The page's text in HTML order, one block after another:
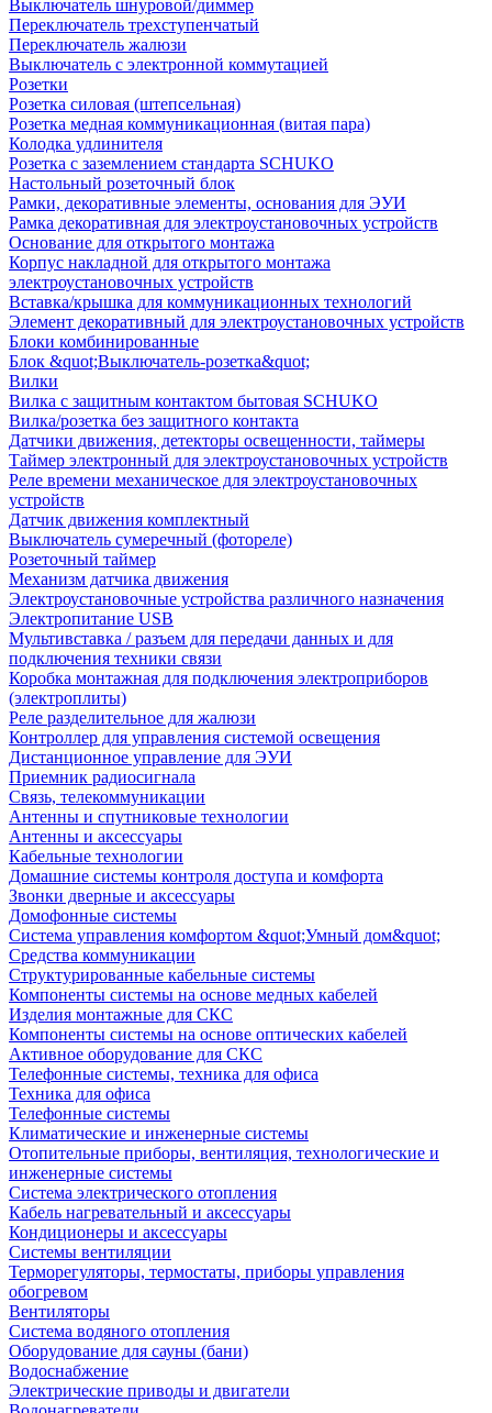
Выключатель шнуровой/диммер
Переключатель трехступенчатый
Переключатель жалюзи
Выключатель с электронной коммутацией
Розетки
Розетка силовая (штепсельная)
Розетка медная коммуникационная (витая пара)
Колодка удлинителя
Розетка с заземлением стандарта SCHUKO
Настольный розеточный блок
Рамки, декоративные элементы, основания для ЭУИ
Рамка декоративная для электроустановочных устройств
Основание для открытого монтажа
Корпус накладной для открытого монтажа
электроустановочных устройств
Вставка/крышка для коммуникационных технологий
Элемент декоративный для электроустановочных устройств
Блоки комбинированные
Блок &quot;Выключатель-розетка&quot;
Вилки
Вилка с защитным контактом бытовая SCHUKO
Вилка/розетка без защитного контакта
Датчики движения, детекторы освещенности, таймеры
Таймер электронный для электроустановочных устройств
Реле времени механическое для электроустановочных
устройств
Датчик движения комплектный
Выключатель сумеречный (фотореле)
Розеточный таймер
Механизм датчика движения
Электроустановочные устройства различного назначения
Электропитание USB
Мультивставка / разъем для передачи данных и для
подключения техники связи
Коробка монтажная для подключения электроприборов
(электроплиты)
Реле разделительное для жалюзи
Контроллер для управления системой освещения
Дистанционное управление для ЭУИ
Приемник радиосигнала
Связь, телекоммуникации
Антенны и спутниковые технологии
Антенны и аксессуары
Кабельные технологии
Домашние системы контроля доступа и комфорта
Звонки дверные и аксессуары
Домофонные системы
Система управления комфортом &quot;Умный дом&quot;
Средства коммуникации
Структурированные кабельные системы
Компоненты системы на основе медных кабелей
Изделия монтажные для СКС
Компоненты системы на основе оптических кабелей
Активное оборудование для СКС
Телефонные системы, техника для офиса
Техника для офиса
Телефонные системы
Климатические и инженерные системы
Отопительные приборы, вентиляция, технологические и
инженерные системы
Система электрического отопления
Кабель нагревательный и аксессуары
Кондиционеры и аксессуары
Системы вентиляции
Терморегуляторы, термостаты, приборы управления
обогревом
Вентиляторы
Система водяного отопления
Оборудование для сауны (бани)
Водоснабжение
Электрические приводы и двигатели